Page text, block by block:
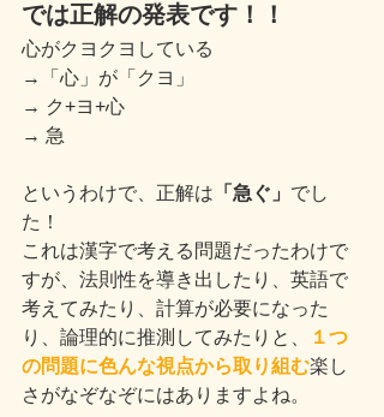
では正解の発表です！！
心がクヨクヨしている
→「心」が「クヨ」
→ ク+ヨ+心
→ 急
というわけで、正解は 「急ぐ」 でし
た！
これは漢字で考える問題だったわけで
すが、法則性を導き出したり、英語で
考えてみたり、計算が必要になった
り、論理的に推測してみたりと、
１つ
の問題に色んな視点から取り組む楽し
さがなぞなぞにはありますよね。